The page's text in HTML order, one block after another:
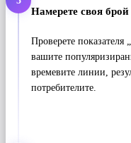
Намерете своя
Проверете показателя
вашите
времевите линии,
потребителите.